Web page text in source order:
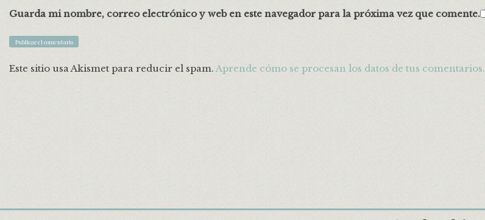
Guarda mi nombre, correo electrónico y web en este navegador para la próxima vez que comente.
Este sitio usa Akismet para reducir el spam. Aprende cómo se procesan los datos de tus comentarios.